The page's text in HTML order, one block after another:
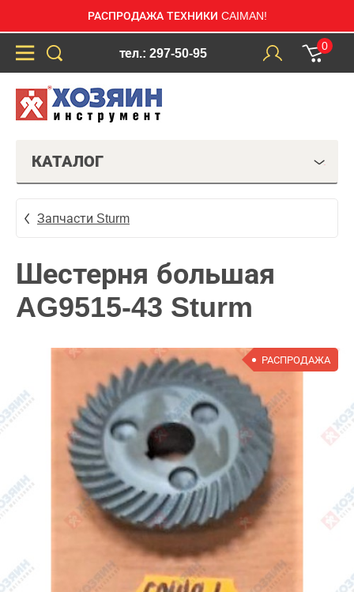
РАСПРОДАЖА ТЕХНИКИ CAIMAN!
тел.: 297-50-95
0
КАТАЛОГ
Запчасти Sturm
Шестерня большая
AG9515-43 Sturm
РАСПРОДАЖА